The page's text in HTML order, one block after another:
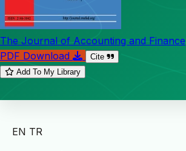
The Journal of Accounting and Finance
PDF Download
Cite
Add To My Library
EN TR